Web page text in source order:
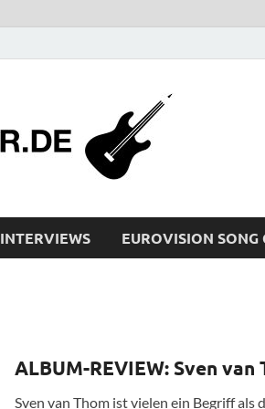
INTERVIEWS EUROVISION SONG
ALBUM-REVIEW: Sven van
Sven van Thom ist vielen ein Begriff als